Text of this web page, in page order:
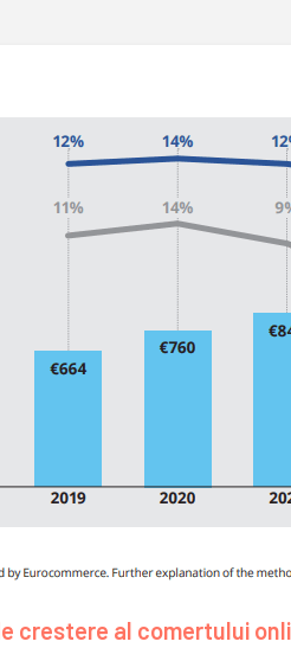
crestere al comertului